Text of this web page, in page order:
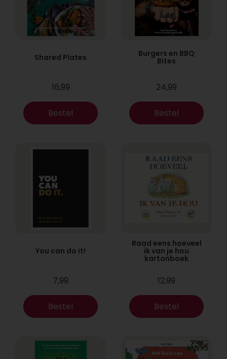
Shared Plates
16,99
Bestel
Burgers en BBQ
Bites
24,99
Bestel
You can do it!
7,99
Bestel
Raad eens hoeveel
ik van je hou
kartonboek
12,99
Bestel